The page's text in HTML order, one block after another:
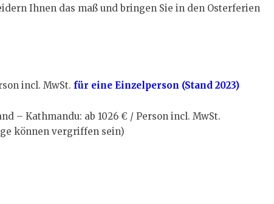
Ihnen das maß und bringen Sie in den Osterferien
incl. MwSt. für eine Einzelperson (Stand 2023)
– Kathmandu: ab 1026 € / Person incl. MwSt.
können vergriffen sein)